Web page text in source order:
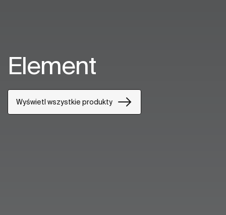
Element
Wyświetl wszystkie produkty